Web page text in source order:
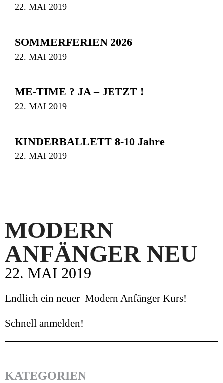
22. MAI 2019
SOMMERFERIEN 2026
22. MAI 2019
ME-TIME ? JA – JETZT !
22. MAI 2019
KINDERBALLETT 8-10 Jahre
22. MAI 2019
MODERN
ANFÄNGER NEU
22. MAI 2019
Endlich ein neuer Modern Anfänger Kurs!
Schnell anmelden!
KATEGORIEN